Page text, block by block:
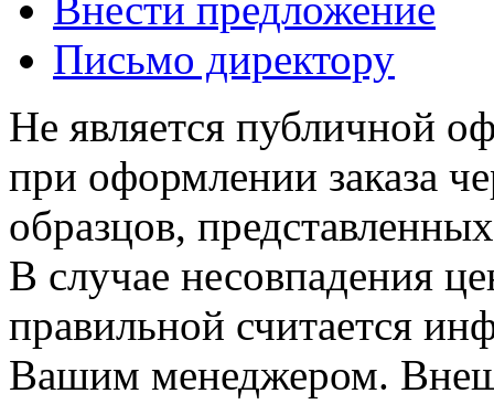
Письмо директору
Не является публичной
при оформлении заказа
образцов,
В случае несовпадения
правильной считается
Вашим менеджером.